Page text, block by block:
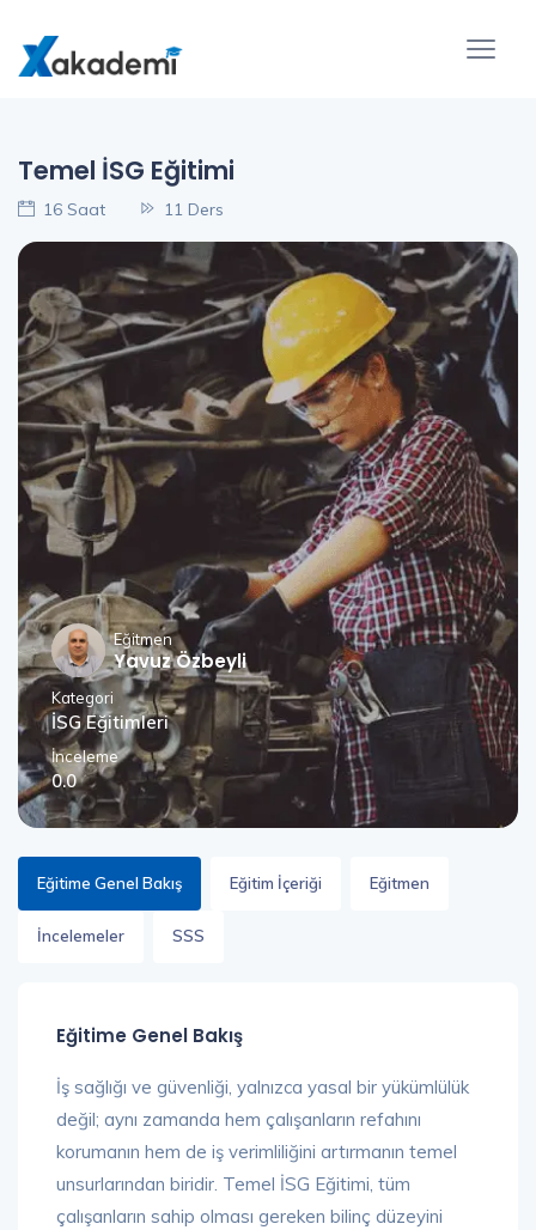
Temel İSG Eğitimi
16 Saat 11 Ders
Eğitmen
Yavuz Özbeyli
Kategori
İSG Eğitimleri
İnceleme
0.0
Eğitime Genel Bakış Eğitim İçeriği Eğitmen
İncelemeler SSS
Eğitime Genel Bakış
İş sağlığı ve güvenliği, yalnızca yasal bir yükümlülük
değil; aynı zamanda hem çalışanların refahını
korumanın hem de iş verimliliğini artırmanın temel
unsurlarından biridir. Temel İSG Eğitimi, tüm
çalışanların sahip olması gereken bilinç düzeyini